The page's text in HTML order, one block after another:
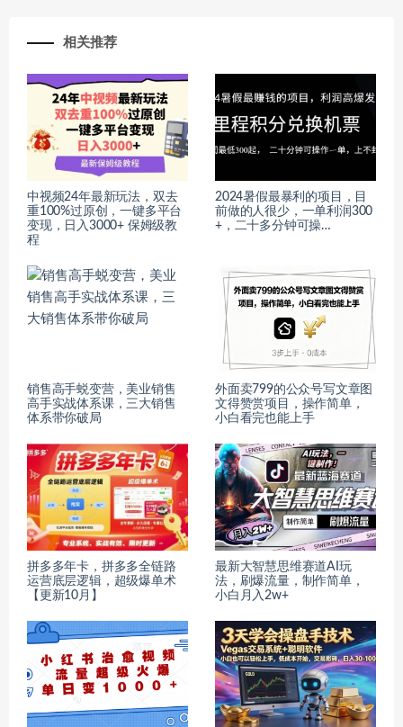
相关推荐
中视频24年最新玩法，双去
重100%过原创，一键多平台
变现，日入3000+ 保姆级教
程
2024暑假最暴利的项目，目
前做的人很少，一单利润300
+，二十多分钟可操…
销售高手蜕变营，美业销售
高手实战体系课，三大销售
体系带你破局
外面卖799的公众号写文章图
文得赞赏项目，操作简单，
小白看完也能上手
拼多多年卡，拼多多全链路
运营底层逻辑，超级爆单术
【更新10月】
最新大智慧思维赛道AI玩
法，刷爆流量，制作简单，
小白月入2w+